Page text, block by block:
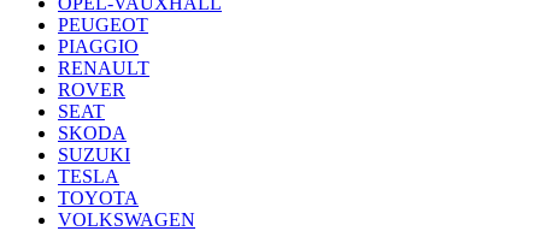
PEUGEOT
PIAGGIO
RENAULT
ROVER
SEAT
SKODA
SUZUKI
TESLA
TOYOTA
VOLKSWAGEN